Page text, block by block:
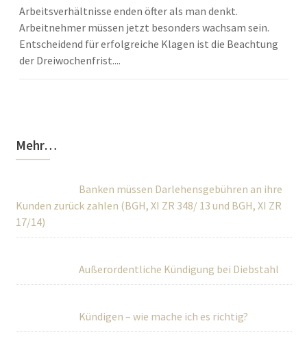
Arbeitsverhältnisse enden öfter als man denkt.
Arbeitnehmer müssen jetzt besonders wachsam sein.
Entscheidend für erfolgreiche Klagen ist die Beachtung
der Dreiwochenfrist....
Mehr…
Banken müssen Darlehensgebühren an ihre
Kunden zurück zahlen (BGH, XI ZR 348/ 13 und BGH, XI ZR
17/14)
Außerordentliche Kündigung bei Diebstahl
Kündigen – wie mache ich es richtig?